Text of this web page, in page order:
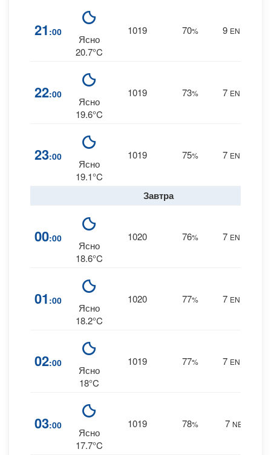
21 :00
Ясно
20.7°C
1019 70% 9 ENE
22:00
Ясно
19.6°C
1019 73% 7 ENE
23:00
Ясно
19.1°C
1019 75% 7 ENE
Завтра
00:00
Ясно
18.6°C
1020 76% 7 ENE
01 :00
Ясно
18.2°C
1020 77% 7 ENE
02:00
Ясно
18°C
1019 77% 7 ENE
03:00
Ясно
17.7°C
1019 78% 7 NE